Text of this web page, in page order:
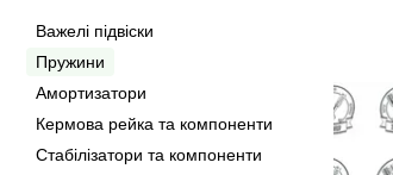
Важелі підвіски
Пружини
Амортизатори
Кермова рейка та компоненти
Стабілізатори та компоненти